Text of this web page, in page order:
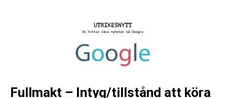
Fullmakt – Intyg/tillstånd att köra